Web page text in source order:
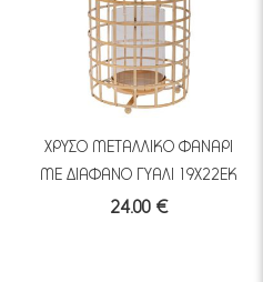
ΧΡΥΣΟ ΜΕΤΑΛΛΙΚΟ ΦΑΝΑΡΙ
ΜΕ ΔΙΑΦΑΝΟ ΓΥΑΛΙ 19Χ22ΕΚ
24.00 €